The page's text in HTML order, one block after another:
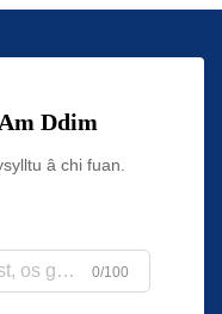
Ddim
â chi fuan.
0/100